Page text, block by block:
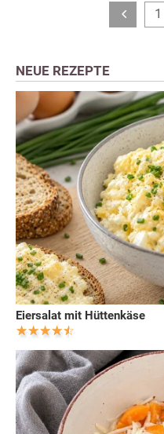
1
NEUE REZEPTE
Eiersalat mit Hüttenkäse